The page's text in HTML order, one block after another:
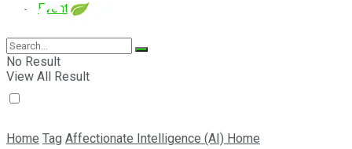
Event
E-Magazine
No Result
View All Result
Home Tag Affectionate Intelligence (AI) Home